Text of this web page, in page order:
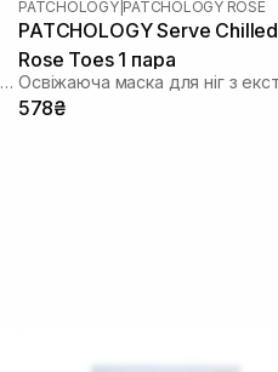
Освіжаючі патчі з екстрактом троянди
PATCHOLOGY| PATCHOLOGY ROSE
PATCHOLOGY Serve Chilled
Rose Toes 1 пара
578₴